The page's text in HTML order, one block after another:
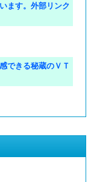
ます。外部リンク
できる秘蔵のＶＴ